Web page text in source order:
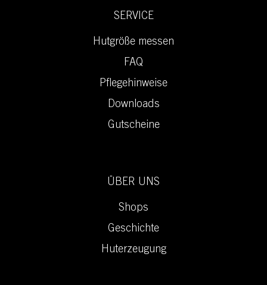
SERVICE
Hutgröße messen
FAQ
Pflegehinweise
Downloads
Gutscheine
ÜBER UNS
Shops
Geschichte
Huterzeugung